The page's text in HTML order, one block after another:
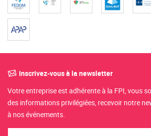
Inscrivez-vous à la newsletter
Votre entreprise est adhérente à la FPI, vous
des informations privilégiées, recevoir notre
à nos événements.